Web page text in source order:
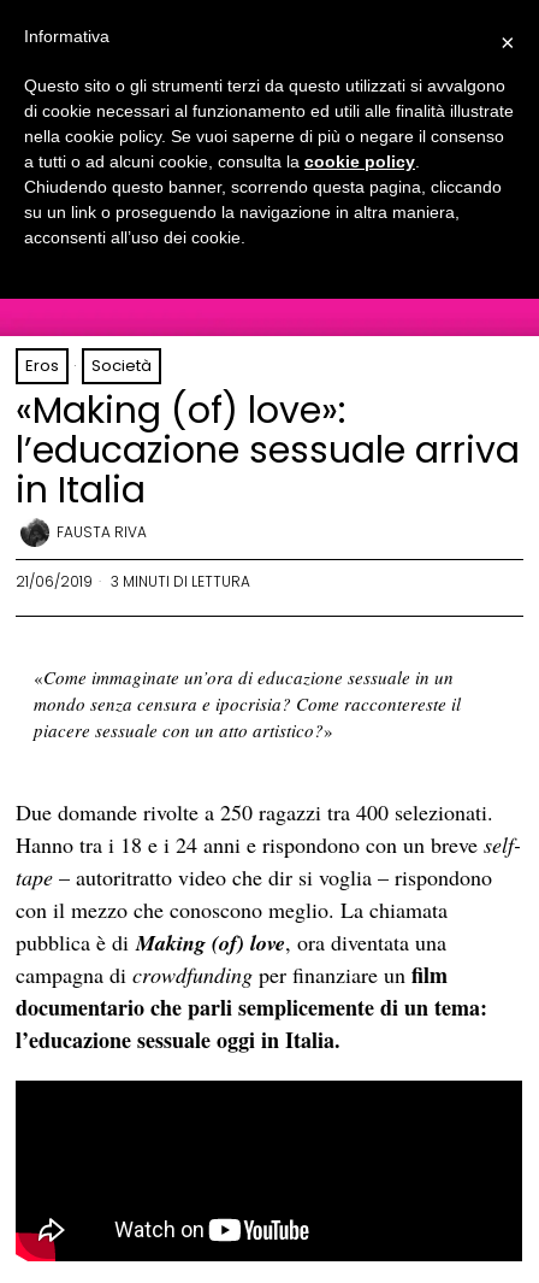
Eros · Società
«Making (of) love»:
l’educazione sessuale arriva
in Italia
FAUSTA RIVA
21/06/2019 3 MINUTI DI LETTURA
«Come immaginate un’ora di educazione sessuale in un
mondo senza censura e ipocrisia? Come raccontereste il
piacere sessuale con un atto artistico?»
Due domande rivolte a 250 ragazzi tra 400 selezionati.
Hanno tra i 18 e i 24 anni e rispondono con un breveself-
tape – autoritratto video che dir si voglia – rispondono
con il mezzo che conoscono meglio. La chiamata
pubblica è diMaking (of) love, ora diventata una
campagna dicrowdfunding per finanziare unfilm
documentario che parli semplicemente di un tema:
l’educazione sessuale oggi in Italia.
×
Informativa
Questo sito o gli strumenti terzi da questo utilizzati si avvalgono
di cookie necessari al funzionamento ed utili alle finalità illustrate
nella cookie policy. Se vuoi saperne di più o negare il consenso
a tutti o ad alcuni cookie, consulta la cookie policy
Chiudendo questo banner, scorrendo questa pagina, cliccando
su un link o proseguendo la navigazione in altra maniera,
acconsenti all’uso dei cookie.